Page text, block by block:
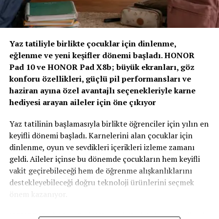
Şimdi kendime diyorum iyi ki fırsatım olmuşta geçen
sene arabamı almışım artık bu fiyatlarla c sedan
segmenti almak bile hayal oldu. HAYAT PARASI OLANA
GÜZEL NEDE OLSA !!!!!!
BENZER İÇERIKLER
UP NEXT
Delphi Technologies ADAS Kit ile Özel Servislerin
DON'T MISS
Yeni Fiat Egea Fotoğraf Galerisi
öngören ve dayanıklılığı artıran sigortacılık modelidir.”
“Yapay Zeka ve Veri, Yeni Dönemin Belirleyicileri
Zirvenin dijitalleşme ve veri odaklı müşteri yönetimi
başlıklı oturumlarında, yapay zeka ve büyük verinin
sigortacılıkta karar alma süreçlerindeki etkisi ele alındı.
AXA Türkiye Satış, Kurumsal İletişim ve Sağlık
Başkanı Sanem Çıngay Buçukoğlu: “Önümüzdeki
daha anlamlı müşteri deneyimlerine dönüştürebilmek
olacak. Yapay zeka bize güçlü araçlar sunuyor; ancak
müşteri güvenini inşa eden temel değerler hâlâ şeffaflık,
tutarlılık ve uzun vadeli ilişki kurabilme becerisidir.
Teknolojinin sağladığı hız ve verimliliği, “Empati
Güvencesi” yaklaşımımızı da arkamıza alarak
Yaz tatiliyle birlikte çocuklar için dinlenme,
eğlenme ve yeni keşifler dönemi başladı. HONOR
Pad 10 ve HONOR Pad X8b; büyük ekranları, göz
konforu özellikleri, güçlü pil performansları ve
haziran ayına özel avantajlı seçenekleriyle karne
hediyesi arayan aileler için öne çıkıyor
Yaz tatilinin başlamasıyla birlikte öğrenciler için yılın en
keyifli dönemi başladı. Karnelerini alan çocuklar için
dinlenme, oyun ve sevdikleri içerikleri izleme zamanı
geldi. Aileler içinse bu dönemde çocukların hem keyifli
vakit geçirebileceği hem de öğrenme alışkanlıklarını
destekleyebileceği doğru teknoloji ürünlerini seçmek
önem kazanıyor.
HONOR, Pad 10 ve Pad X8b modelleriyle karne hediyesi